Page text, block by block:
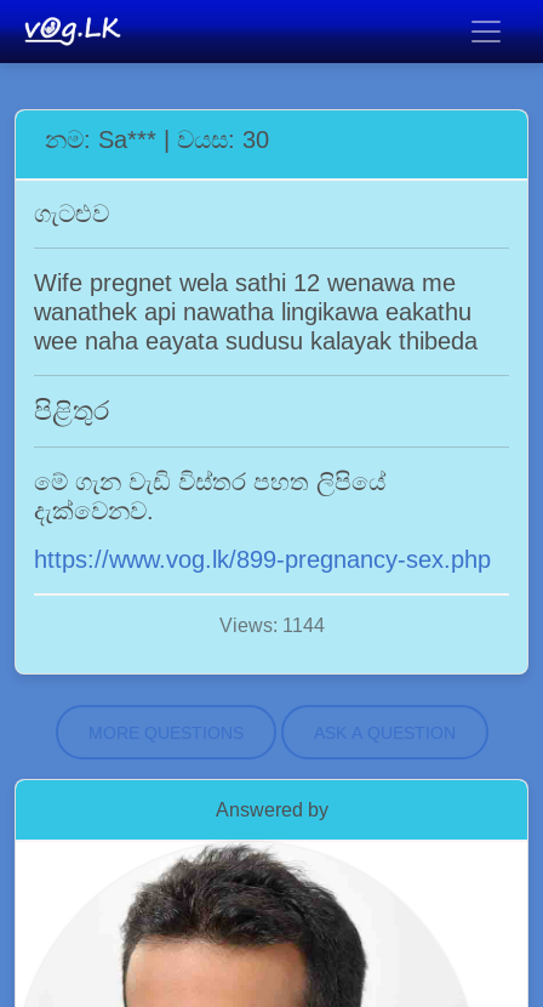
නම: Sa*** | වයස: 30
ගැටළුව
Wife pregnet wela sathi 12 wenawa me
wanathek api nawatha lingikawa eakathu
wee naha eayata sudusu kalayak thibeda
පිළිතුර
මේ ගැන වැඩි විස්තර පහත ලිපියේ
දැක්වෙනව.
https://www.vog.lk/899-pregnancy-sex.php
Views: 1144
MORE QUESTIONS ASK A QUESTION
Answered by